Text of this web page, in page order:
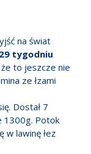
na świat
29 tygodniu
to jeszcze nie
ze łzami
Dostał 7
1300g. Potok
w lawinę łez